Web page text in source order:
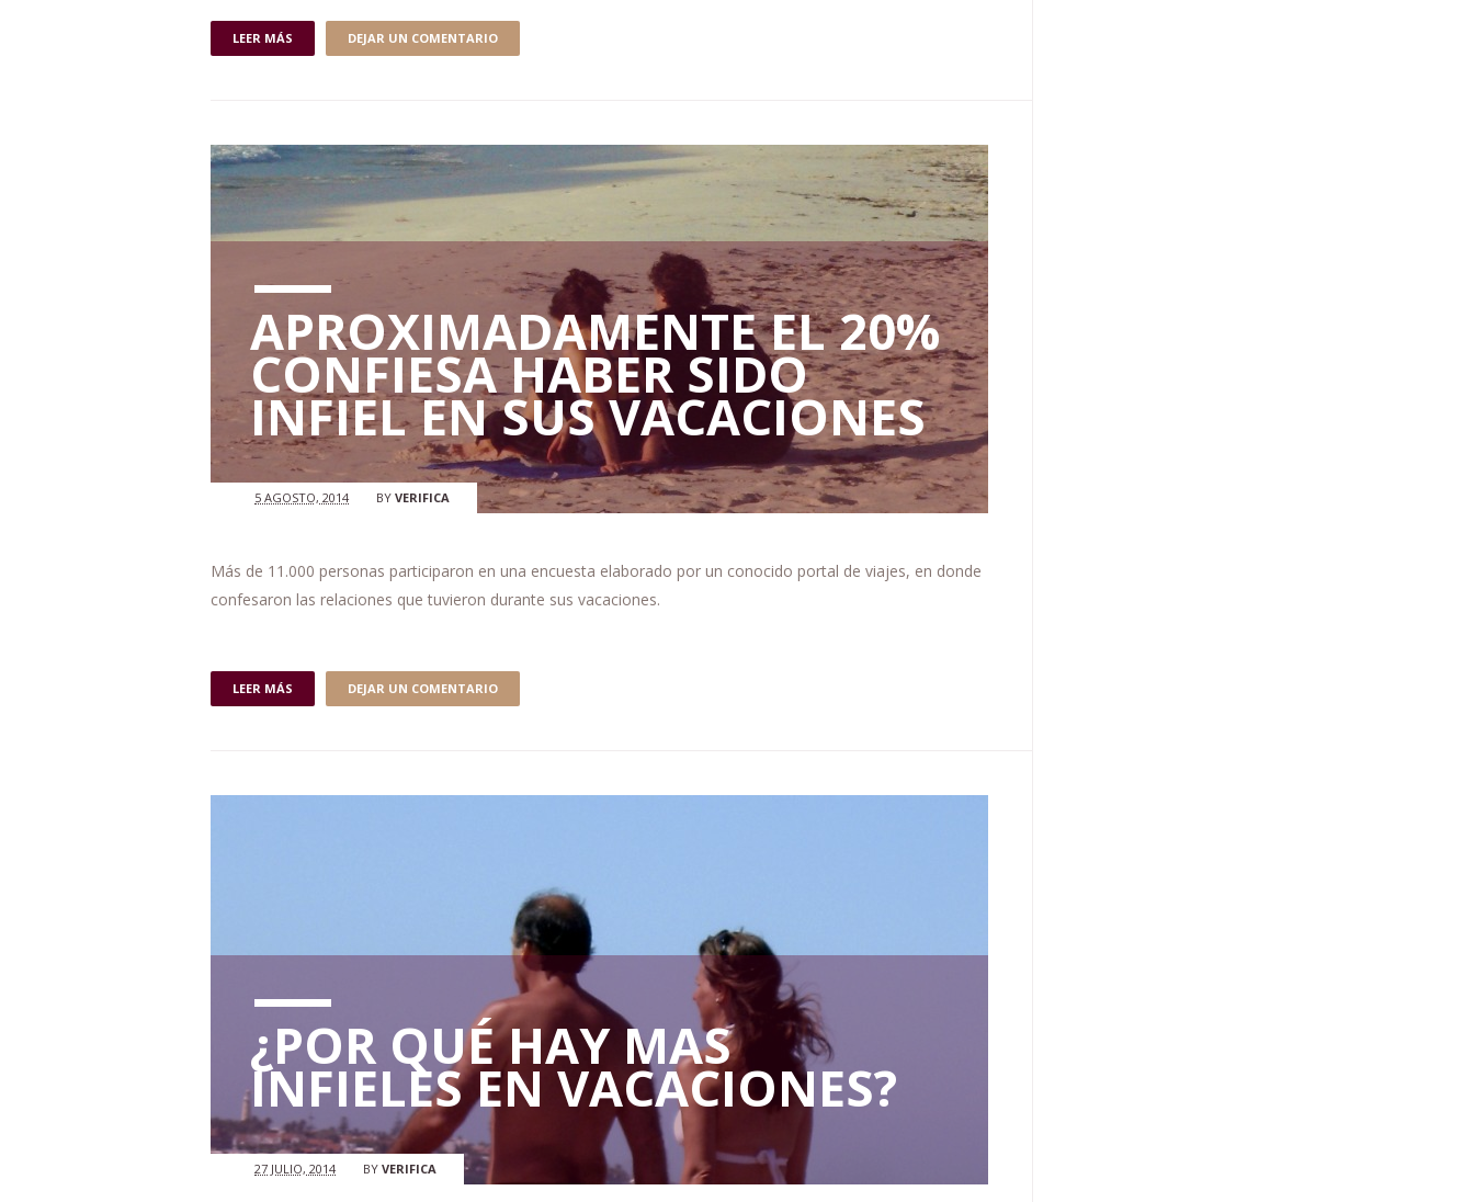
LEER MÁS DEJAR UN COMENTARIO
APROXIMADAMENTE EL 20%
CONFIESA HABER SIDO
INFIEL EN SUS VACACIONES
5 AGOSTO, 2014 BY VERIFICA
Más de 11.000 personas participaron en una encuesta elaborado por un conocido portal de viajes, en donde
confesaron las relaciones que tuvieron durante sus vacaciones.
LEER MÁS DEJAR UN COMENTARIO
¿POR QUÉ HAY MAS
INFIELES EN VACACIONES?
27 JULIO, 2014 BY VERIFICA